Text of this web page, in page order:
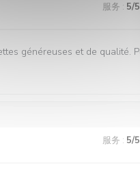
服务 : 5/5
généreuses et de qualité.
服务 : 5/5